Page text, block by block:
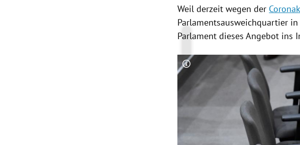
Weil derzeit wegen der
Parlamentsausweichquartier in
Parlament dieses Angebot ins
Copyright-Hinweis öffnen/